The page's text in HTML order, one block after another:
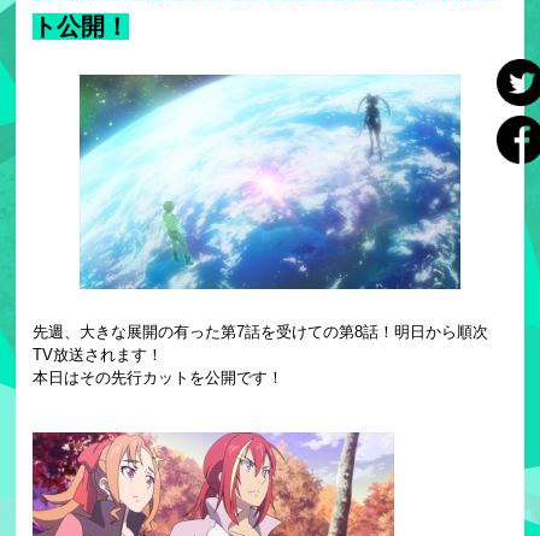
ト公開！
先週、大きな展開の有った第7話を受けての第8話！明日から順次
TV放送されます！
本日はその先行カットを公開です！